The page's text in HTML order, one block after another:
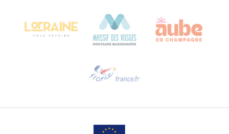
Contattaci per e-mail